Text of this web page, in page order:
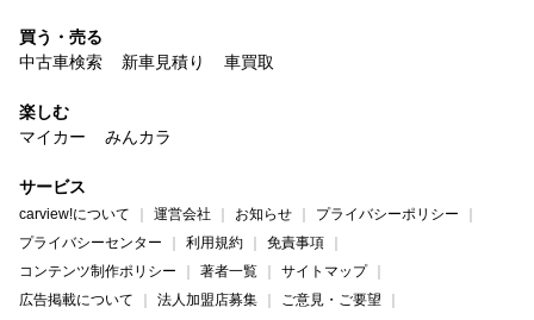
買う・売る
中古車検索
新車見積り 車買取
楽しむ
マイカー
みんカラ
サービス
carview!について 運営会社 お知らせ
プライバシーポリシー
プライバシーセンター
利用規約
免責事項
コンテンツ制作ポリシー
著者一覧
サイトマップ
広告掲載について
法人加盟店募集
ご意見・ご要望